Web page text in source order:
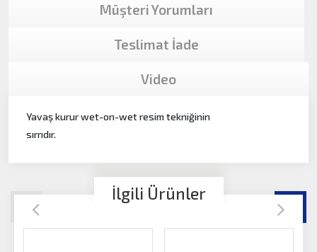
Müşteri Yorumları
Teslimat İade
Video
Yavaş kurur wet-on-wet resim tekniğinin
sırrıdır.
İlgili Ürünler